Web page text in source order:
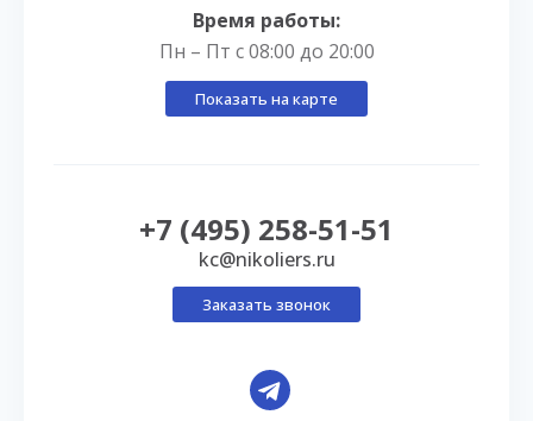
Время работы:
Пн – Пт с 08:00 до 20:00
Показать на карте
+7 (495) 258-51-51
kc@nikoliers.ru
Заказать звонок